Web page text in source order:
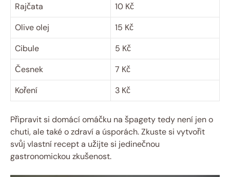
Rajčata
10 Kč
Olive olej
15 Kč
Cibule
5 Kč
Česnek
7 Kč
Koření
3 Kč
Připravit si domácí omáčku na špagety tedy není jen o
chuti, ale také o zdraví a úsporách. Zkuste si vytvořit
svůj vlastní recept a užijte si jedinečnou
gastronomickou zkušenost.